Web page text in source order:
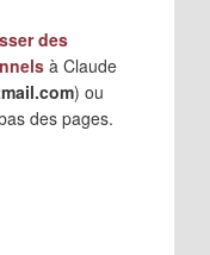
des
à Claude
) ou
des pages.